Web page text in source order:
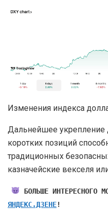
Изменения индекса
Дальнейшее укрепление
коротких позиций
традиционных
казначейские векселя
БОЛЬШЕ ИНТЕРЕСНОГО
ЯНДЕКС.ДЗЕНЕ!